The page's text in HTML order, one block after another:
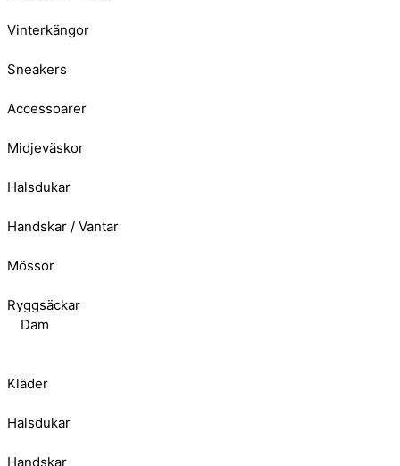
Vinterkängor
Sneakers
Accessoarer
Midjeväskor
Halsdukar
Handskar / Vantar
Mössor
Ryggsäckar
Dam
Kläder
Halsdukar
Handskar